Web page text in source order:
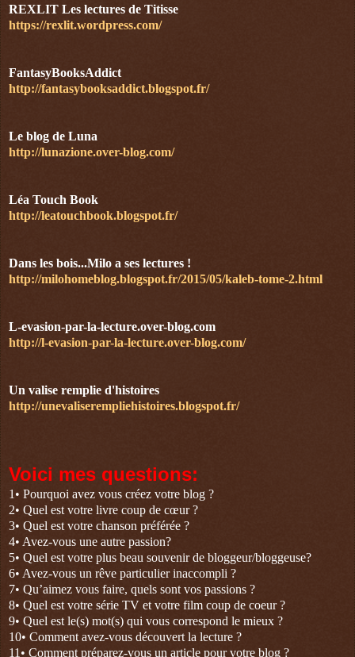
REXLIT Les lectures de Titisse
https://rexlit.wordpress.com/
FantasyBooksAddict
http://fantasybooksaddict.blogspot.fr/
Le blog de Luna
http://lunazione.over-blog.com/
Léa Touch Book
http://leatouchbook.blogspot.fr/
Dans les bois...Milo a ses lectures !
http://milohomeblog.blogspot.fr/2015/05/kaleb-tome-2.html
L-evasion-par-la-lecture.over-blog.com
http://l-evasion-par-la-lecture.over-blog.com/
Un valise remplie d'histoires
http://unevaliserempliehistoires.blogspot.fr/
Voici mes questions:
1• Pourquoi avez vous créez votre blog ?
2• Quel est votre livre coup de cœur ?
3• Quel est votre chanson préférée ?
4• Avez-vous une autre passion?
5• Quel est votre plus beau souvenir de bloggeur/bloggeuse?
6• Avez-vous un rêve particulier inaccompli ?
7• Qu’aimez vous faire, quels sont vos passions ?
8• Quel est votre série TV et votre film coup de coeur ?
9• Quel est le(s) mot(s) qui vous correspond le mieux ?
10• Comment avez-vous découvert la lecture ?
11• Comment préparez-vous un article pour votre blog ?